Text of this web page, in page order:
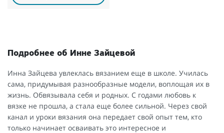
Подробнее об Инне Зайцевой
Инна Зайцева увлеклась вязанием еще в школе. Училась
сама, придумывая разнообразные модели, воплощая их в
жизнь. Обвязывала себя и родных. С годами любовь к
вязке не прошла, а стала еще более сильной. Через свой
канал и уроки вязания она передает свой опыт тем, кто
только начинает осваивать это интересное и